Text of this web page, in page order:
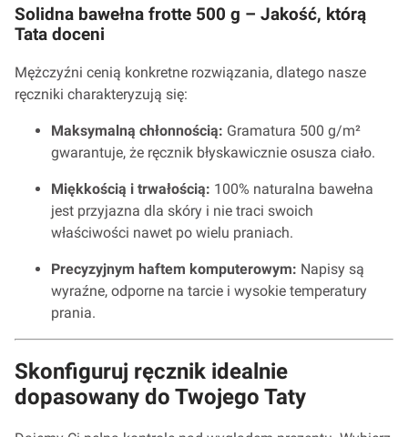
Solidna bawełna frotte 500 g – Jakość, którą
Tata doceni
Mężczyźni cenią konkretne rozwiązania, dlatego nasze
ręczniki charakteryzują się:
Maksymalną chłonnością: Gramatura 500 g/m²
gwarantuje, że ręcznik błyskawicznie osusza ciało.
Miękkością i trwałością: 100% naturalna bawełna
jest przyjazna dla skóry i nie traci swoich
właściwości nawet po wielu praniach.
Precyzyjnym haftem komputerowym: Napisy są
wyraźne, odporne na tarcie i wysokie temperatury
prania.
Skonfiguruj ręcznik idealnie
dopasowany do Twojego Taty